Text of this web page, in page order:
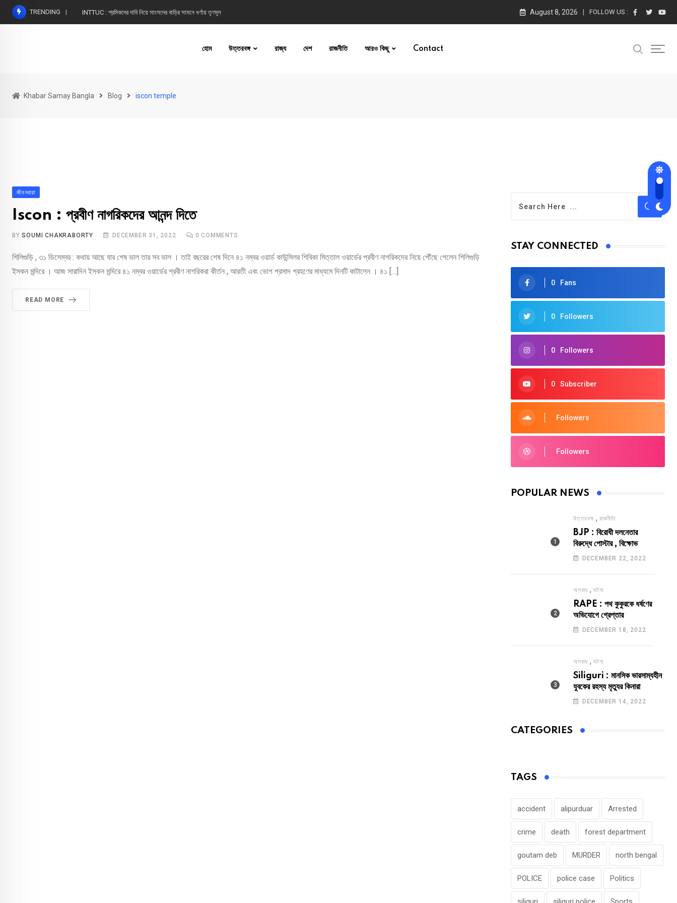
Skip
TRENDING INTTUC : শ্রমিকদের দাবি নিয়ে সাংসদের বাড়ির সামনে ধর্ণায় তৃণমূল August 8, 2026 FOLLOW US :
হোম উত্তরবঙ্গ রাজ্য দেশ রাজনীতি আরও কিছু Contact
Khabar Samay Bangla Blog iscon temple
জীবনধারা
Iscon : প্রবীণ নাগরিকদের আনন্দ দিতে
BYSOUMI CHAKRABORTY DECEMBER 31, 2022 0 COMMENTS
শিলিগুড়ি , ৩১ ডিসেম্বর : কথায় আছে যার শেষ ভাল তার সব ভাল । তাই বছরের শেষ দিনে ৪১ নম্বর ওয়ার্ড কাউন্সিলর শিবিকা মিত্তাল ওয়ার্ডের প্রবীণ নাগরিকদের নিয়ে পৌঁছে গেলেন শিলিগুড়ি
ইসকন মন্দিরে । আজ সারাদিন ইসকন মন্দিরে ৪১ নম্বর ওয়ার্ডের প্রবীণ নাগরিকরা কীর্তন , আরতী এবং ভোগ প্রসাদ গ্রহণের মাধ্যমে দিনটি কাটালেন । ৪১ […]
READ MORE
STAY CONNECTED
0 Fans
0 Followers
0 Followers
0 Subscriber
Followers
Followers
POPULAR NEWS
উত্তরবঙ্গ , রাজনীতি
BJP : বিরোধী দলনেতার
বিরুদ্ধে পোস্টার , বিক্ষোভ
DECEMBER 22, 2022
অপরাধ ,ঘটনা
RAPE : পথ কুকুরকে ধর্ষণের
অভিযোগে গ্রেপ্তার
DECEMBER 18, 2022
অপরাধ ,ঘটনা
Siliguri : মানসিক ভারসাম্যহীন
যুবকের রহস্য মৃত্যুর কিনারা
DECEMBER 14, 2022
CATEGORIES
TAGS
accident alipurduar Arrested
crime death forest department
goutam deb MURDER north bengal
POLICE police case Politics